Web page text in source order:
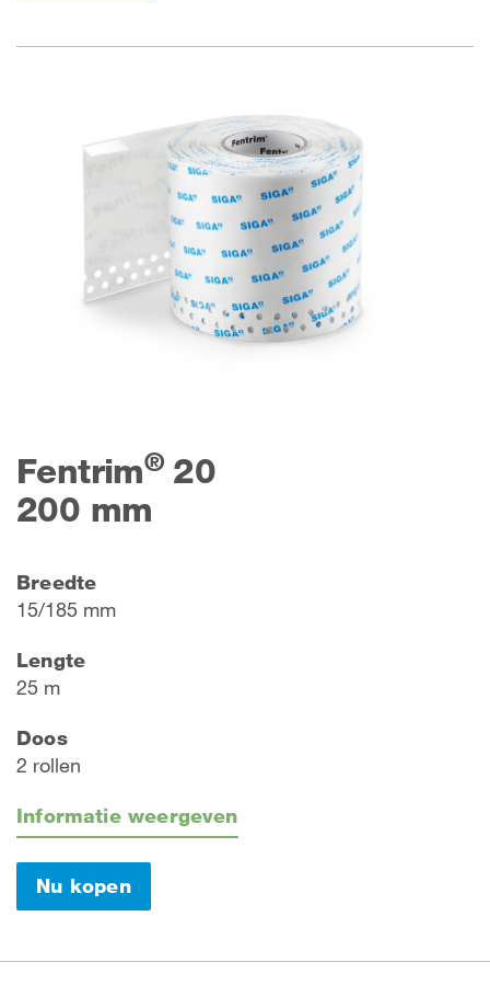
Fentrim®20
200 mm
Breedte
15/185 mm
Lengte
25 m
Doos
2 rollen
Informatie weergeven
Nu kopen